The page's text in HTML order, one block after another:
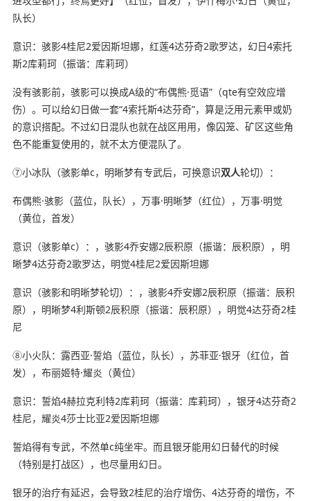
队长）
意识：骇影4桂尼2爱因斯坦娜，红莲4达芬奇2歌罗达，幻日4索托
斯2库莉珂（振谐：库莉珂）
没有骇影前，骇影可以换成A级的“布偶熊·觅语”（qte有空效应增
伤）。可以给幻日做一套“4索托斯4达芬奇”，算是泛用元素甲或奶
的意识搭配。不过幻日混队也就在战区用用，像囚笼、矿区这些角
色不能重复使用的，就不太方便混队了。
⑦小冰队（骇影单c，明晰梦有专武后，可换意识双人轮切）：
布偶熊·骇影（蓝位，队长），万事·明晰梦（红位），万事·明觉
（黄位，首发）
意识（骇影单c）：，骇影4乔安娜2辰积原（振谐：辰积原），明
晰梦4达芬奇2歌罗达，明觉4桂尼2爱因斯坦娜
意识（骇影和明晰梦轮切）：，骇影4乔安娜2辰积原（振谐：辰积
原），明晰梦4利斯顿2辰积原（振谐：辰积原），明觉4达芬奇2桂
尼
⑧小火队：露西亚·誓焰（蓝位，队长），苏菲亚·银牙（红位，首
发），布丽姬特·耀炎（黄位）
意识：誓焰4赫拉克利特2库莉珂（振谐：库莉珂），银牙4达芬奇2
桂尼，耀炎4莎士比亚2爱因斯坦娜
誓焰得有专武，不然单c纯坐牢。而且银牙能用幻日替代的时候
（特别是打战区），也尽量用幻日。
银牙的治疗有延迟，会导致2桂尼的治疗增伤、4达芬奇的增伤，不